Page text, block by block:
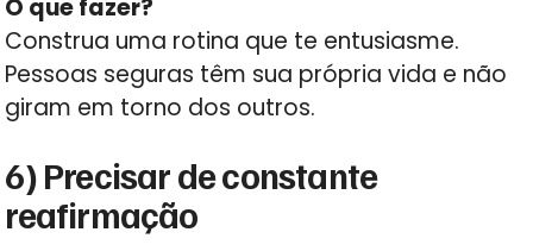
O que fazer?
Construa uma rotina que te entusiasme.
Pessoas seguras têm sua própria vida e não
giram em torno dos outros.
6) Precisar de constante
reafirmação